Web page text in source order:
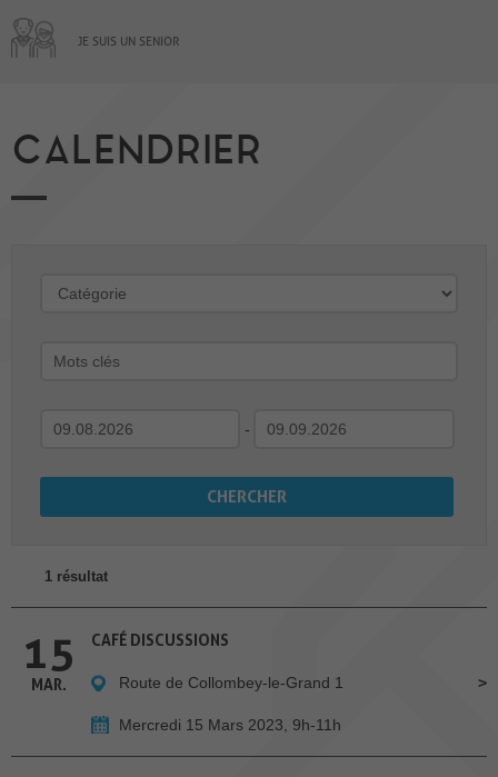
JE SUIS UN SENIOR
CALENDRIER
-
1 résultat
15
MAR.
CAFÉ DISCUSSIONS
Route de Collombey-le-Grand 1
Mercredi 15 Mars 2023, 9h-11h